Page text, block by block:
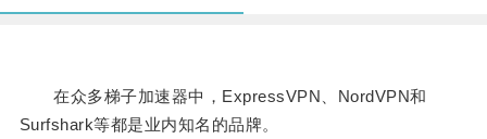
在众多梯子加速器中，ExpressVPN、NordVPN和
Surfshark等都是业内知名的品牌。